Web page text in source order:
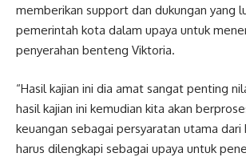
memberikan support dan dukungan yang
pemerintah kota dalam upaya untuk
penyerahan benteng Viktoria.
“Hasil kajian ini dia amat sangat penting
hasil kajian ini kemudian kita akan
keuangan sebagai persyaratan utama dari
harus dilengkapi sebagai upaya untuk